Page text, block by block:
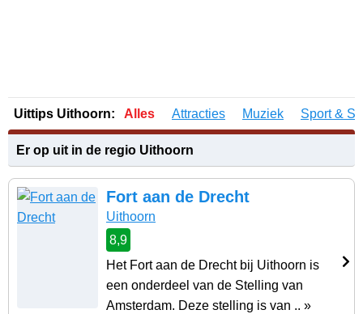
Uittips Uithoorn: Alles Attracties Muziek Sport &
Er op uit in de regio Uithoorn
Fort aan de Drecht
Uithoorn
8,9
Het Fort aan de Drecht bij Uithoorn is
een onderdeel van de Stelling van
Amsterdam. Deze stelling is van .. »